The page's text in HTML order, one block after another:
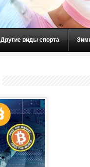
Другие виды спорта